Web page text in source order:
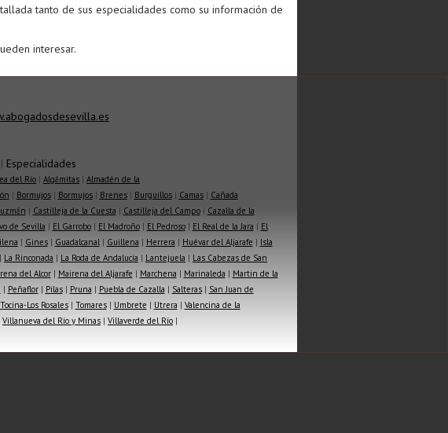
tanto de sus especialidades como su información de
interesar.
| Especialidades
del Río | Algámitas | Almadén de la
| Bormujos| Bormujos| Brenes| Burguillos| Camas| Cañada
| Castilleja de la Cuesta | Castilleja del Campo| Cazalla de la
de Sevilla | El Garrobo| El Madroño| El Pedroso| El Real de la Jara | El
| Gines| Guadalcanal| Guillena | Herrera | Huévar del Aljarafe | Isla
| La Rinconada | La Roda de Andalucía | Lantejuela | Las Cabezas de San
del Alcor| Mairena del Aljarafe | Marchena | Marinaleda | Martin de la
| Peñaflor| Pilas| Pruna | Puebla de Cazalla | Salteras| San Juan de
Tocina-Los Rosales| Tomares| Umbrete | Utrera | Valencina de la
Villanueva del Río y Minas | Villaverde del Río |